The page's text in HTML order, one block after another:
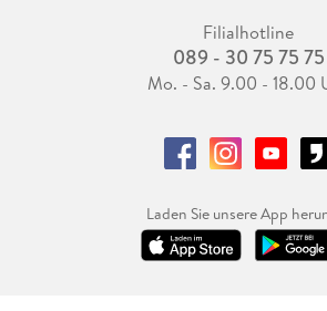
Filialhotline
089 - 30 75 75 75
Mo. - Sa. 9.00 - 18.00
Laden Sie unsere App